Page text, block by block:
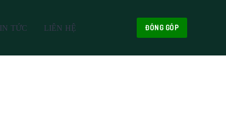
TỨC LIÊN HỆ ĐÓNG GÓP